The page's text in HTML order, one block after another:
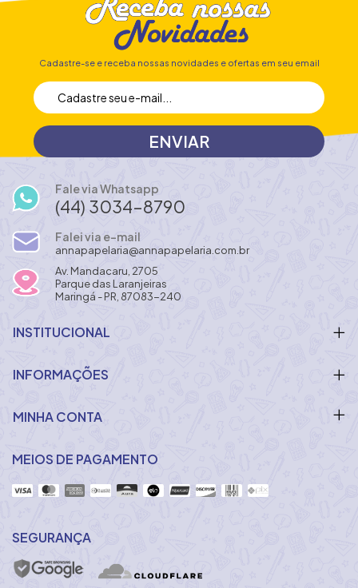
Cadastre-se e receba nossas novidades e ofertas em seu email
Fale via Whatsapp
(44) 3034-8790
Falei via e-mail
annapapelaria@annapapelaria.com.br
Av. Mandacaru, 2705
Parque das Laranjeiras
Maringá - PR, 87083-240
INSTITUCIONAL
INFORMAÇÕES
MINHA CONTA
MEIOS DE PAGAMENTO
SEGURANÇA